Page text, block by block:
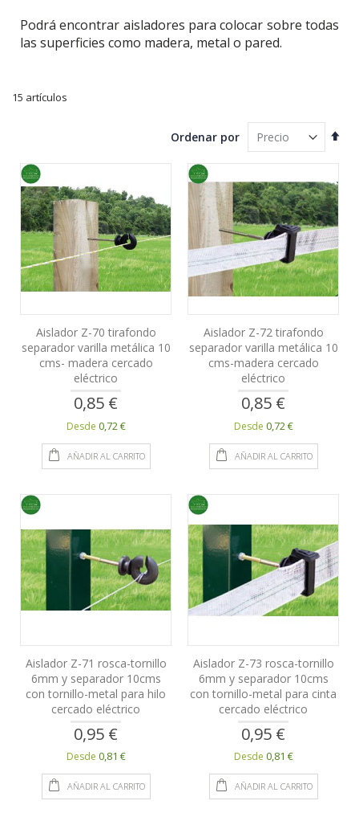
Podrá encontrar aisladores para colocar sobre todas
las superficies como madera, metal o pared.
15 artículos
Ordenar por
Fijar
Aislador Z-70 tirafondo
separador varilla metálica 10
cms- madera cercado
eléctrico
0,85 €
Desde 0,72 €
AÑADIR AL CARRITO
Aislador Z-72 tirafondo
separador varilla metálica 10
cms-madera cercado
eléctrico
0,85 €
Desde 0,72 €
AÑADIR AL CARRITO
Aislador Z-71 rosca-tornillo
6mm y separador 10cms
con tornillo-metal para hilo
cercado eléctrico
0,95 €
Desde 0,81 €
AÑADIR AL CARRITO
Aislador Z-73 rosca-tornillo
6mm y separador 10cms
con tornillo-metal para cinta
cercado eléctrico
0,95 €
Desde 0,81 €
AÑADIR AL CARRITO